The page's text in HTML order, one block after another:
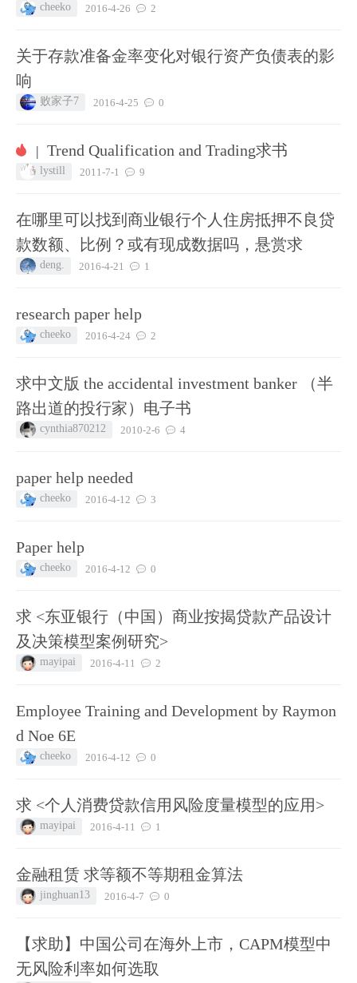
cheeko 2016-4-26 2
关于存款准备金率变化对银行资产负债表的影
响
败家子7 2016-4-25 0
| Trend Qualification and Trading求书
lystill 2011-7-1 9
在哪里可以找到商业银行个人住房抵押不良贷
款数额、比例？或有现成数据吗，悬赏求
deng. 2016-4-21 1
research paper help
cheeko 2016-4-24 2
求中文版 the accidental investment banker （半
路出道的投行家）电子书
cynthia870212 2010-2-6 4
paper help needed
cheeko 2016-4-12 3
Paper help
cheeko 2016-4-12 0
求 <东亚银行（中国）商业按揭贷款产品设计
及决策模型案例研究>
mayipai 2016-4-11 2
Employee Training and Development by Raymon
d Noe 6E
cheeko 2016-4-12 0
求 <个人消费贷款信用风险度量模型的应用>
mayipai 2016-4-11 1
金融租赁 求等额不等期租金算法
jinghuan13 2016-4-7 0
【求助】中国公司在海外上市，CAPM模型中
无风险利率如何选取